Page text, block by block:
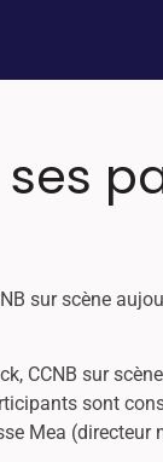
sur scène
CCNB sur
sont
Mea (directeur